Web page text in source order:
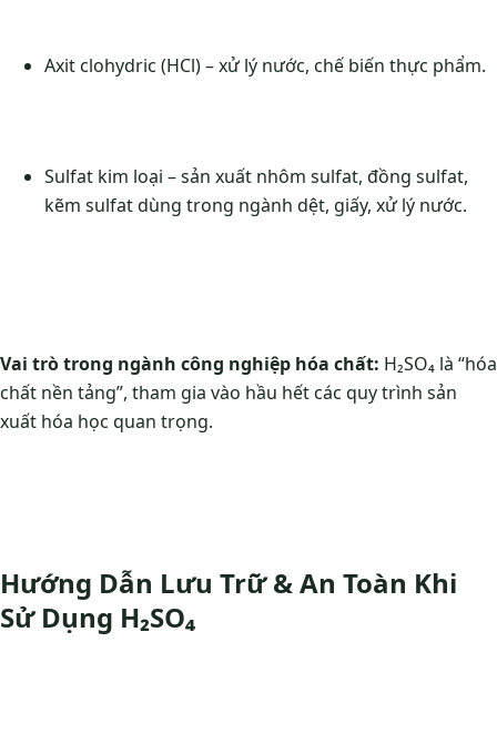
Axit clohydric (HCl) – xử lý nước, chế biến thực phẩm.
Sulfat kim loại – sản xuất nhôm sulfat, đồng sulfat,
kẽm sulfat dùng trong ngành dệt, giấy, xử lý nước.
Vai trò trong ngành công nghiệp hóa chất: H₂SO₄ là “hóa
chất nền tảng”, tham gia vào hầu hết các quy trình sản
xuất hóa học quan trọng.
Hướng Dẫn Lưu Trữ & An Toàn Khi
Sử Dụng H₂SO₄